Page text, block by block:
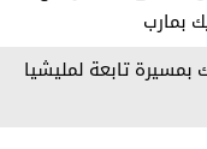
بمارب
بمسيرة تابعة لمليشيا